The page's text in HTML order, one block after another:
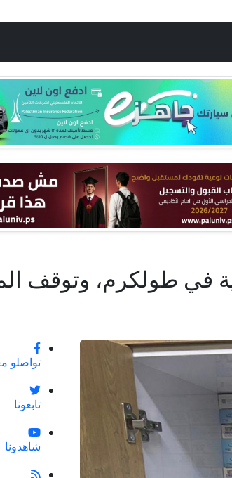
في طولكرم، وتوقف
تواصلو
تابعونا
شاهدونا